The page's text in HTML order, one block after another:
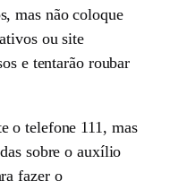
mas não coloque
ou site
e tentarão roubar
o telefone 111, mas
sobre o auxílio
fazer o